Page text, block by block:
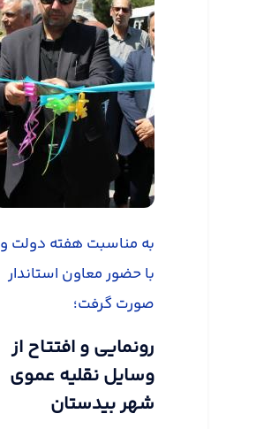
به مناسبت هفته دولت و
با حضور معاون استاندار
صورت گرفت؛
رونمایی و افتتاح از
وسایل نقلیه عموی
شهر بیدستان